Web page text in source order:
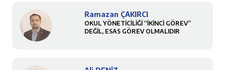
Ramazan ÇAKIRCI
OKUL YÖNETİCİLİĞİ “İKİNCİ GÖREV”
DEĞİL, ESAS GÖREV OLMALIDIR